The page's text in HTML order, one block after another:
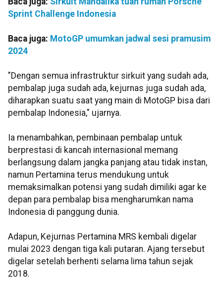
Sprint Challenge Indonesia
Baca juga: MotoGP umumkan jadwal sesi pramusim
2024
"Dengan semua infrastruktur sirkuit yang sudah ada,
pembalap juga sudah ada, kejurnas juga sudah ada,
diharapkan suatu saat yang main di MotoGP bisa dari
pembalap Indonesia," ujarnya.
Ia menambahkan, pembinaan pembalap untuk
berprestasi di kancah internasional memang
berlangsung dalam jangka panjang atau tidak instan,
namun Pertamina terus mendukung untuk
memaksimalkan potensi yang sudah dimiliki agar ke
depan para pembalap bisa mengharumkan nama
Indonesia di panggung dunia.
Adapun, Kejurnas Pertamina MRS kembali digelar
mulai 2023 dengan tiga kali putaran. Ajang tersebut
digelar setelah berhenti selama lima tahun sejak
2018.